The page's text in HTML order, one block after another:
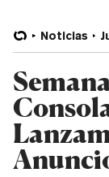
Noticias